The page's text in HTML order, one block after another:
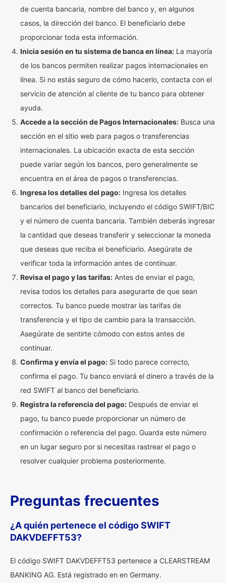
de cuenta bancaria, nombre del banco y, en algunos
casos, la dirección del banco. El beneficiario debe
proporcionar toda esta información.
Inicia sesión en tu sistema de banca en línea: La mayoría
de los bancos permiten realizar pagos internacionales en
línea. Si no estás seguro de cómo hacerlo, contacta con el
servicio de atención al cliente de tu banco para obtener
ayuda.
Accede a la sección de Pagos Internacionales: Busca una
sección en el sitio web para pagos o transferencias
internacionales. La ubicación exacta de esta sección
puede variar según los bancos, pero generalmente se
encuentra en el área de pagos o transferencias.
Ingresa los detalles del pago: Ingresa los detalles
bancarios del beneficiario, incluyendo el código SWIFT/BIC
y el número de cuenta bancaria. También deberás ingresar
la cantidad que deseas transferir y seleccionar la moneda
que deseas que reciba el beneficiario. Asegúrate de
verificar toda la información antes de continuar.
Revisa el pago y las tarifas: Antes de enviar el pago,
revisa todos los detalles para asegurarte de que sean
correctos. Tu banco puede mostrar las tarifas de
transferencia y el tipo de cambio para la transacción.
Asegúrate de sentirte cómodo con estos antes de
continuar.
Confirma y envía el pago: Si todo parece correcto,
confirma el pago. Tu banco enviará el dinero a través de la
red SWIFT al banco del beneficiario.
Registra la referencia del pago: Después de enviar el
pago, tu banco puede proporcionar un número de
confirmación o referencia del pago. Guarda este número
en un lugar seguro por si necesitas rastrear el pago o
resolver cualquier problema posteriormente.
Preguntas frecuentes
¿A quién pertenece el código SWIFT
DAKVDEFFT53?
El código SWIFT DAKVDEFFT53 pertenece a CLEARSTREAM
BANKING AG. Está registrado en en Germany.